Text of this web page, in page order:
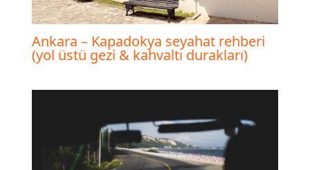
Ankara – Kapadokya seyahat rehberi
(yol üstü gezi & kahvaltı durakları)